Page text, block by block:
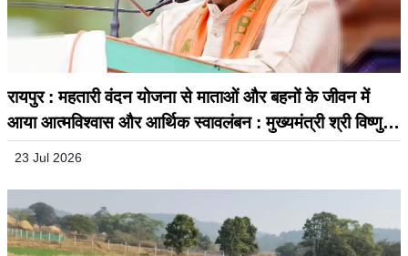
रायपुर : महतारी वंदन योजना से माताओं और बहनों के जीवन में
आया आत्मविश्वास और आर्थिक स्वावलंबन : मुख्यमंत्री श्री विष्णुदेव
23 Jul 2026